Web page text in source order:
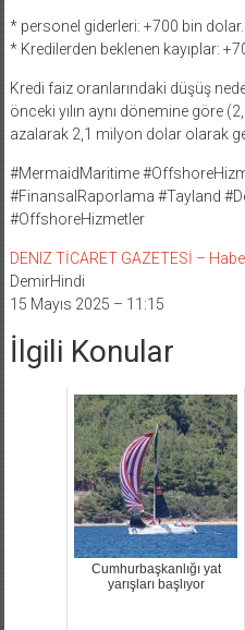
* personel giderleri: +700 bin dolar.
* Kredilerden beklenen kayıplar:
Kredi faiz oranlarındaki düşüş
önceki yılın aynı dönemine göre
azalarak 2,1 milyon dolar olarak
#MermaidMaritime
#FinansalRaporlama #Tayland
#OffshoreHizmetler
DENIZ TİCARET GAZETESİ –
DemirHindi
15 Mayıs 2025 – 11:15
İlgili Konular
Cumhurbaşkanlığı yat
yarışları başlıyor